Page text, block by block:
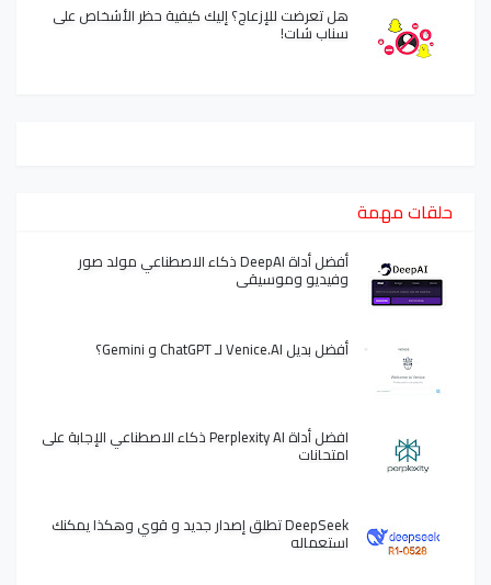
هل تعرضت للإزعاج؟ إليك كيفية حظر الأشخاص على
سناب شات!
حلقات مهمة
أفضل أداة DeepAI ذكاء الاصطناعي مولد صور
وفيديو وموسيقى
أفضل بديل Venice.AI لـ ChatGPT و Gemini؟
افضل أداة Perplexity AI ذكاء الاصطناعي الإجابة على
امتحانات
DeepSeek تطلق إصدار جديد و قوي وهكذا يمكنك
استعماله